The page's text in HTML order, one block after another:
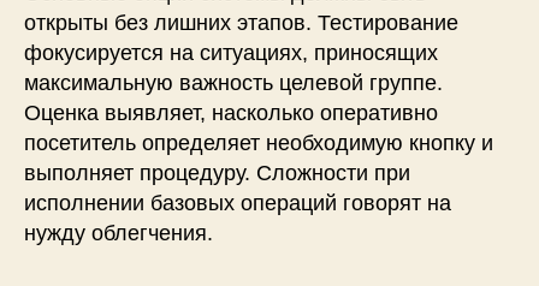
открыты без лишних этапов. Тестирование
фокусируется на ситуациях, приносящих
максимальную важность целевой группе.
Оценка выявляет, насколько оперативно
посетитель определяет необходимую кнопку и
выполняет процедуру. Сложности при
исполнении базовых операций говорят на
нужду облегчения.